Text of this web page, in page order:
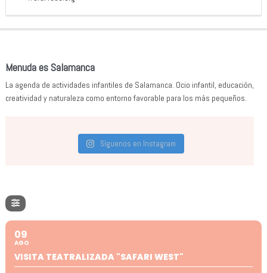
Menuda es Salamanca
La agenda de actividades infantiles de Salamanca. Ocio infantil, educación,
creatividad y naturaleza como entorno favorable para los más pequeños.
Síguenos en Instagram
09
AGO
VISITA TEATRALIZADA "SAFARI WEST"